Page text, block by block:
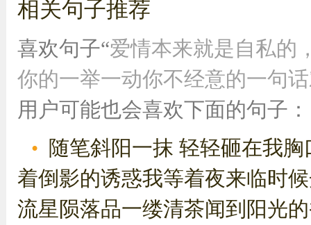
相关句子推荐
喜欢句子“爱情本来就是自私的
你的一举一动你不经意的一句
用户可能也会喜欢下面的句子：
随笔斜阳一抹 轻轻砸在我
着倒影的诱惑我等着夜来临时
流星陨落品一缕清茶闻到阳光